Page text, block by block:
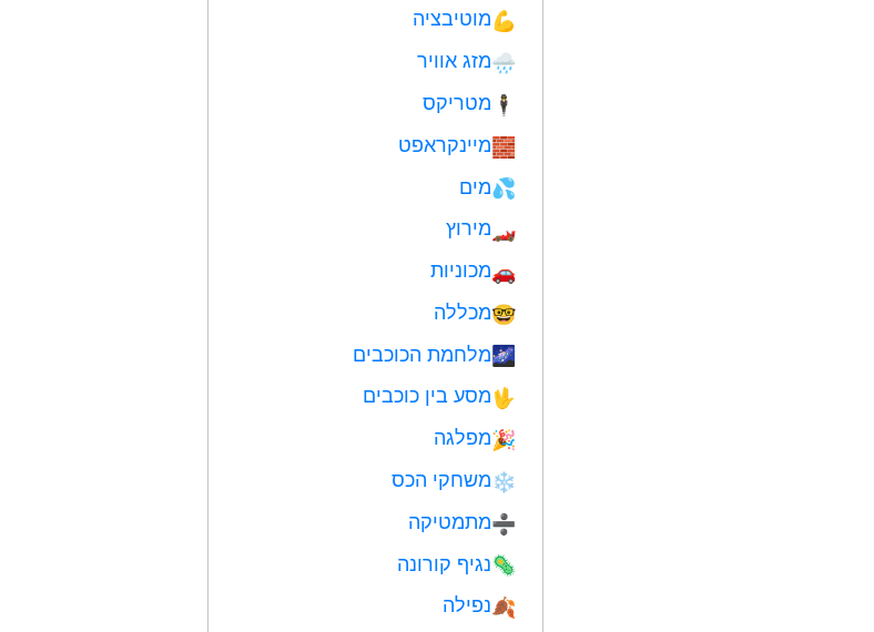
💪מוטיבציה
🌧מזג אוויר
🕴️ מטריקס
🧱מיינקראפט
💦מים
🏎 מירוץ
🚗מכוניות
🤓מכללה
🌌מלחמת הכוכבים
🖖מסע בין כוכבים
🎉מפלגה
❄️משחקי הכס
➗מתמטיקה
🦠נגיף קורונה
🍂נפילה